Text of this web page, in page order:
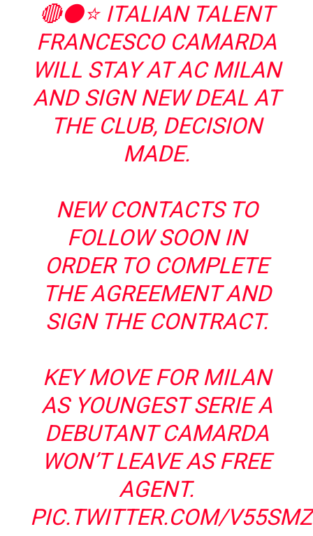
🔴⚫️⭐️ ITALIAN TALENT
FRANCESCO CAMARDA
WILL STAY AT AC MILAN
AND SIGN NEW DEAL AT
THE CLUB, DECISION
MADE.
NEW CONTACTS TO
FOLLOW SOON IN
ORDER TO COMPLETE
THE AGREEMENT AND
SIGN THE CONTRACT.
KEY MOVE FOR MILAN
AS YOUNGEST SERIE A
DEBUTANT CAMARDA
WON’T LEAVE AS FREE
AGENT.
PIC.TWITTER.COM/